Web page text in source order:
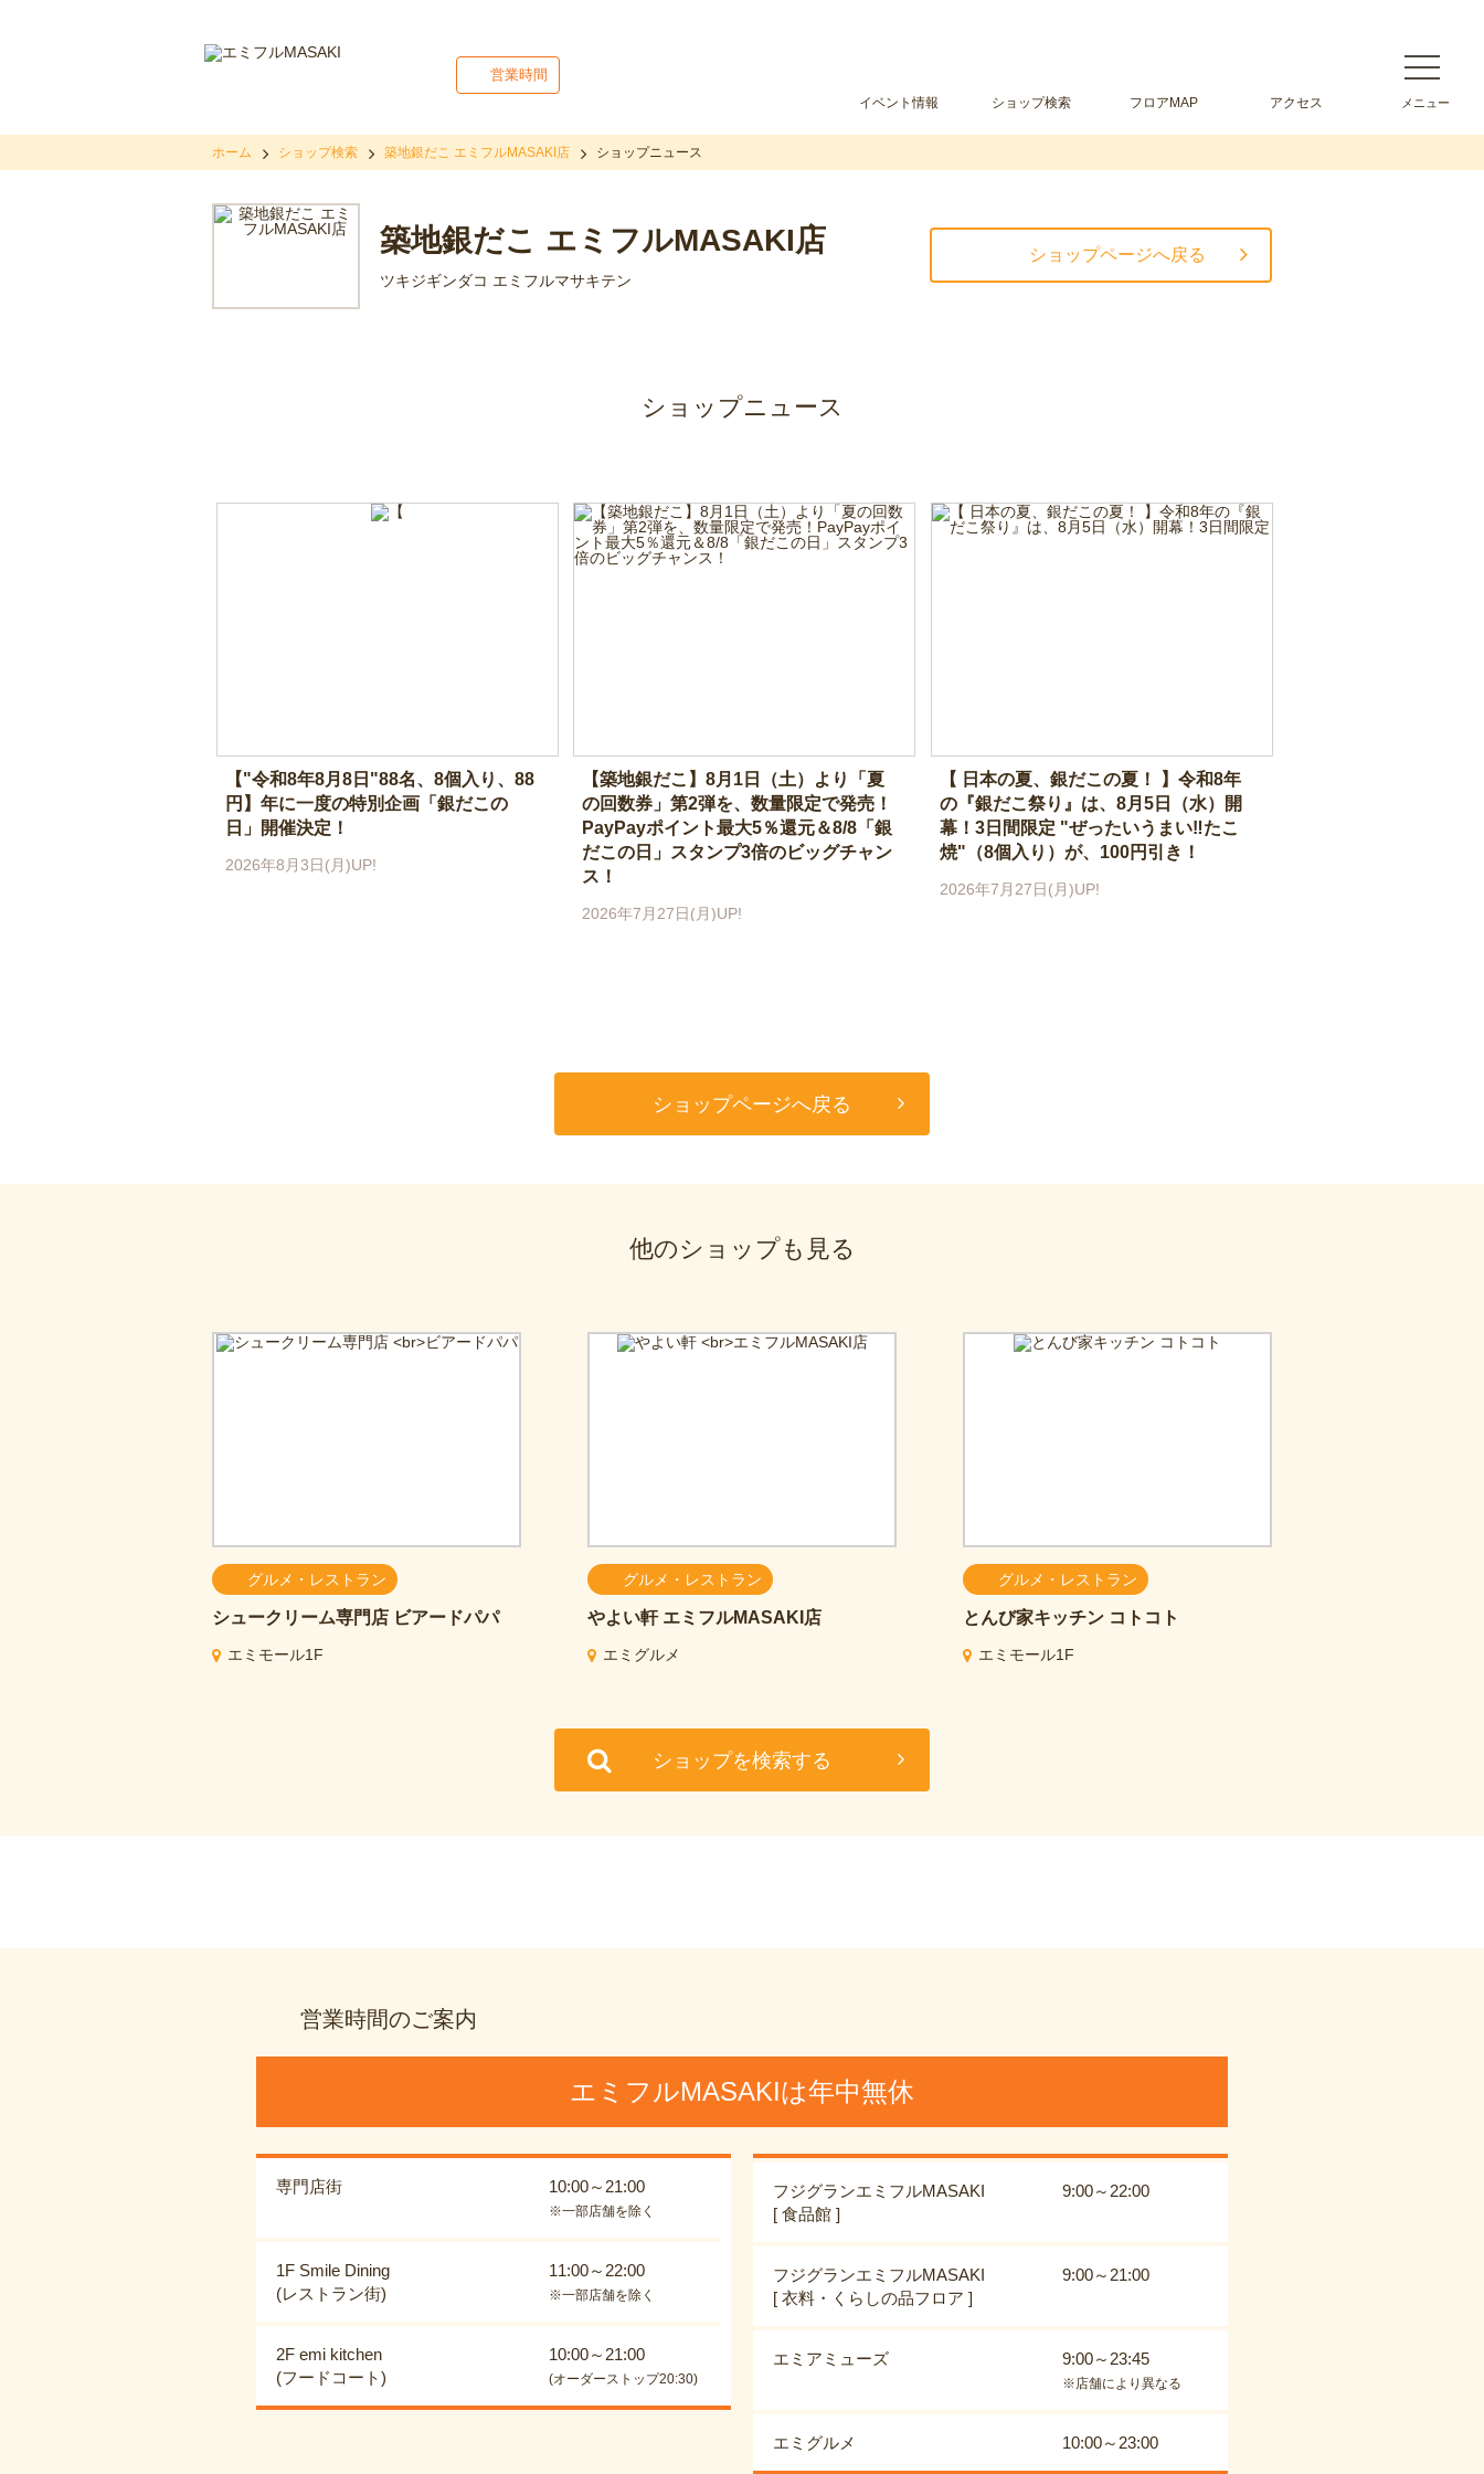
営業時間
イベント情報 ショップ検索 フロアMAP アクセス
ホーム ショップ検索 築地銀だこ エミフルMASAKI店 ショップニュース
築地銀だこ エミフルMASAKI店
ツキジギンダコ エミフルマサキテン
ショップページへ戻る
ショップニュース
【"令和8年8月8日"88名、8個入り、88
円】年に一度の特別企画「銀だこの
日」開催決定！
2026年8月3日(月)UP!
【築地銀だこ】8月1日（土）より「夏
の回数券」第2弾を、数量限定で発売！
PayPayポイント最大5％還元＆8/8「銀
だこの日」スタンプ3倍のビッグチャン
ス！
2026年7月27日(月)UP!
【 日本の夏、銀だこの夏！ 】令和8年
の『銀だこ祭り』は、8月5日（水）開
幕！3日間限定 "ぜったいうまい‼たこ
焼"（8個入り）が、100円引き！
2026年7月27日(月)UP!
ショップページへ戻る
他のショップも見る
グルメ・レストラン
シュークリーム専門店 ビアードパパ
エミモール1F
グルメ・レストラン
やよい軒 エミフルMASAKI店
エミグルメ
グルメ・レストラン
とんび家キッチン コトコト
エミモール1F
ショップを検索する
営業時間のご案内
エミフルMASAKIは年中無休
専門店街 10:00～21:00
※一部店舗を除く
1F Smile Dining
(レストラン街)
11:00～22:00
※一部店舗を除く
2F emi kitchen
(フードコート)
10:00～21:00
(オーダーストップ20:30)
フジグランエミフルMASAKI
[ 食品館 ]
9:00～22:00
フジグランエミフルMASAKI
[ 衣料・くらしの品フロア ]
9:00～21:00
エミアミューズ 9:00～23:45
※店舗により異なる
エミグルメ 10:00～23:00